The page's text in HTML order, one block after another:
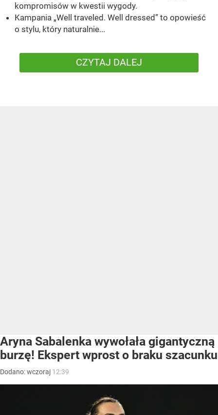
kompromisów w kwestii wygody.
Kampania „Well traveled. Well dressed” to opowieść
o stylu, który naturalnie...
CZYTAJ DALEJ
Aryna Sabalenka wywołała gigantyczną
burzę! Ekspert wprost o braku szacunku
Dodano:wczoraj 12:39